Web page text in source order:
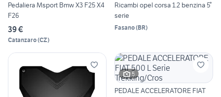
Pedaliera Msport Bmw X3 F25 X4
F26
39 €
Catanzaro(CZ)
Ricambi opel corsa 1.2 benzina 5°
serie
Fasano(BR)
5
PEDALE ACCELERATORE FIAT